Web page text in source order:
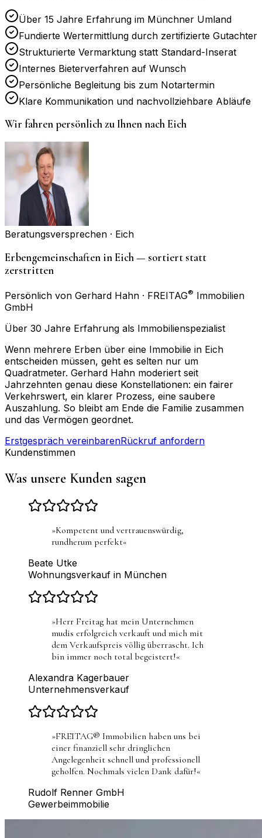
Über 15 Jahre Erfahrung im Münchner Umland
Fundierte Wertermittlung durch zertifizierte Gutachter
Strukturierte Vermarktung statt Standard-Inserat
Internes Bieterverfahren auf Wunsch
Persönliche Begleitung bis zum Notartermin
Klare Kommunikation und nachvollziehbare Abläufe
Wir fahren persönlich zu Ihnen nachEich
Beratungsversprechen · Eich
Erbengemeinschaften in Eich — sortiert statt
zerstritten
Persönlich von Gerhard Hahn · FREITAG® Immobilien
GmbH
Über 30 Jahre Erfahrung als Immobilienspezialist
Wenn mehrere Erben über eine Immobilie in Eich
entscheiden müssen, geht es selten nur um
Quadratmeter. Gerhard Hahn moderiert seit
Jahrzehnten genau diese Konstellationen: ein fairer
Verkehrswert, ein klarer Prozess, eine saubere
Auszahlung. So bleibt am Ende die Familie zusammen
und das Vermögen geordnet.
Erstgespräch vereinbarenRückruf anfordern
Kundenstimmen
Was unsere Kunden sagen
»Kompetent und vertrauenswürdig,
rundherum perfekt«
Beate Utke
Wohnungsverkauf in München
»Herr Freitag hat mein Unternehmen
mudis erfolgreich verkauft und mich mit
dem Verkaufspreis völlig überrascht. Ich
bin immer noch total begeistert!«
Alexandra Kagerbauer
Unternehmensverkauf
»FREITAG® Immobilien haben uns bei
einer finanziell sehr dringlichen
Angelegenheit schnell und professionell
geholfen. Nochmals vielen Dank dafür!«
Rudolf Renner GmbH
Gewerbeimmobilie